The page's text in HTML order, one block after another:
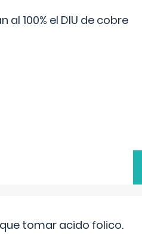
100% el DIU de cobre
tomar acido folico.